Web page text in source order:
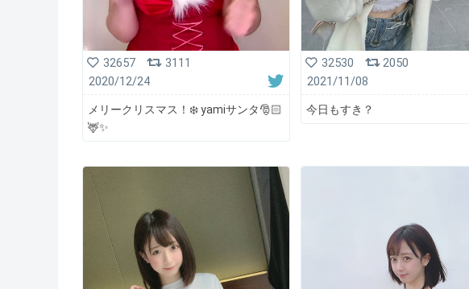
32657
3111
2020/12/24
メリークリスマス！❄️ yamiサンタ🎅🏻
🦌✨
32530
2050
2021/11/08
今日もすき？